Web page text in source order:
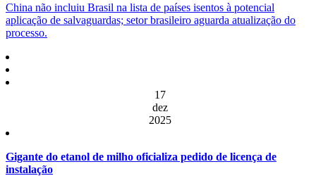
China não incluiu Brasil na lista de países isentos à potencial
aplicação de salvaguardas; setor brasileiro aguarda atualização do
processo.
17
dez
2025
Gigante do etanol de milho oficializa pedido de licença de
instalação